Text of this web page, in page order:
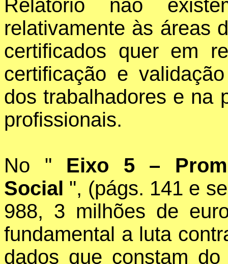
Relatório não
relativamente às áreas
certificados quer em
certificação e
dos trabalhadores e na
profissionais.
No " Eixo 5 –
Social ", (págs. 141 e
988, 3 milhões de
fundamental a luta
dados que constam